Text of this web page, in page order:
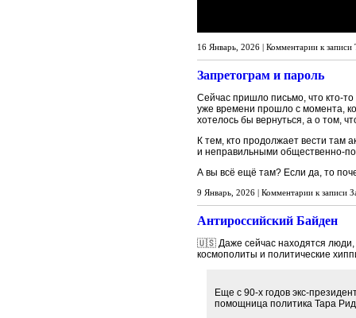
16 Январь, 2026 | Комментарии к записи
Запретограм и пароль
Сейчас пришло письмо, что кто-то
уже времени прошло с момента,
хотелось бы вернуться, а о том,
К тем, кто продолжает вести там
и неправильными общественно-
А вы всё ещё там? Если да, то
9 Январь, 2026 | Комментарии к записи
Антироссийский Байден
🇺🇸 Даже сейчас находятся люди,
космополиты и политические
Еще с 90-х годов экс-
помощница политика Тара